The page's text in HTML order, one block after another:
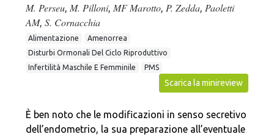
M. Perseu, M. Pilloni, MF Marotto, P. Zedda, Paoletti
AM, S. Cornacchia
Alimentazione
Amenorrea
Disturbi Ormonali Del Ciclo Riproduttivo
Infertilità Maschile E Femminile
PMS
Scarica la minireview
È ben noto che le modificazioni in senso secretivo
dell’endometrio, la sua preparazione all’eventuale